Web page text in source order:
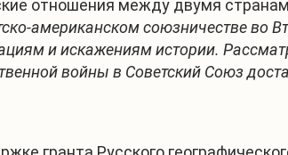
отношения между двумя
американском союзничестве во
и искажениям истории.
войны в Советский Союз